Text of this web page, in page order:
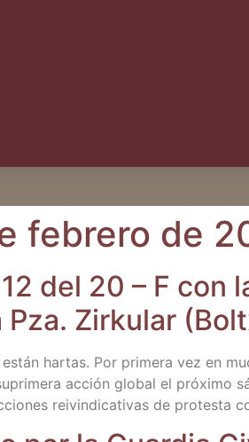
febrero de
del 20 – F con
Pza. Zir­ku­lar
har­tas. Por pri­me­ra vez en
acción glo­bal el pró­xi­mo
rei­vin­di­ca­ti­vas de pro­testa